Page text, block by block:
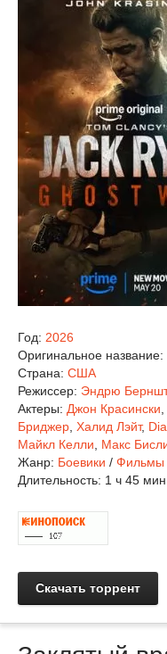
Год: 2026
Оригинальное название:
Страна: США
Режиссер: Эндрю
Актеры: Джон Красински
Бриджер Халид Лэйт,
Майкл Келли
Макс
Жанр: Боевики / Фильмы
Длительность: 1 ч 45 мин
Скачать торрент